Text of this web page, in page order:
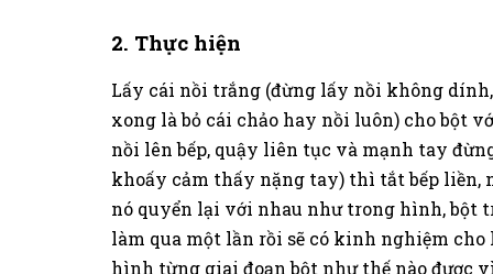
2. Thực hiện
Lấy cái nồi trắng (đừng lấy nồi không
xong là bỏ cái chảo hay nồi luôn) cho bột
nồi lên bếp, quậy liên tục và mạnh tay
khoấy cảm thấy nặng tay) thì tắt bếp liền,
nó quyển lại với nhau như trong hình, bột
làm qua một lần rồi sẽ có kinh nghiệm
hình từng giai đoạn bột như thế nào được